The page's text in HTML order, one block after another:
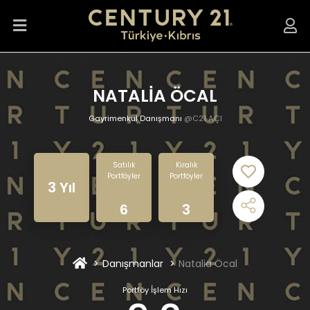
NATALİA ÖCAL
Gayrimenkul Danışmanı @C21 AÇI
3 Yıl
Satılık
Portföyler
6
Kiralık
Portföyler
3
Danışmanlar Natalia Öcal
Portföy İşlem Hızı